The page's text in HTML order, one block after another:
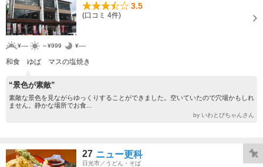
3.5
(口コミ 4件)
¥---- ～¥999 ¥----
和食 ゆば マスの塩焼き
“景色が素敵”
素敵な景色を見ながらゆっくりすることができました。空いていたので穴場かもしれ
ません。静かな場所でお食...
by いわとびちゃんさん
27 ニュー更科
日光市／うどん・そば